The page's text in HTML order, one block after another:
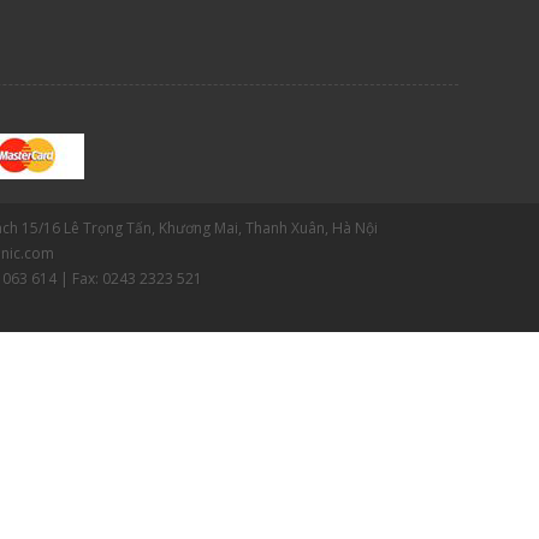
15/16 Lê Trọng Tấn, Khương Mai, Thanh Xuân, Hà Nội
614 | Fax: 0243 2323 521